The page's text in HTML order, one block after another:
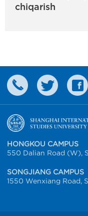
chiqarish
HONGKOU CAMPUS
550 Dalian Road (W),
SONGJIANG CAMPUS
1550 Wenxiang Road,